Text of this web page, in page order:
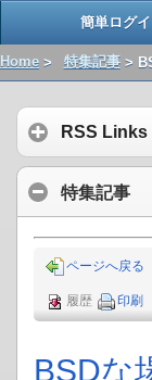
簡単ログ
Home > 特集記事>
RSS Links
特集記事
ページへ戻る
履歴 印刷
BSDな